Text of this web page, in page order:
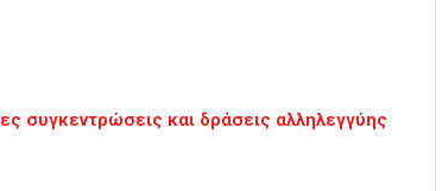
συγκεντρώσεις και δράσεις αλληλεγγύης